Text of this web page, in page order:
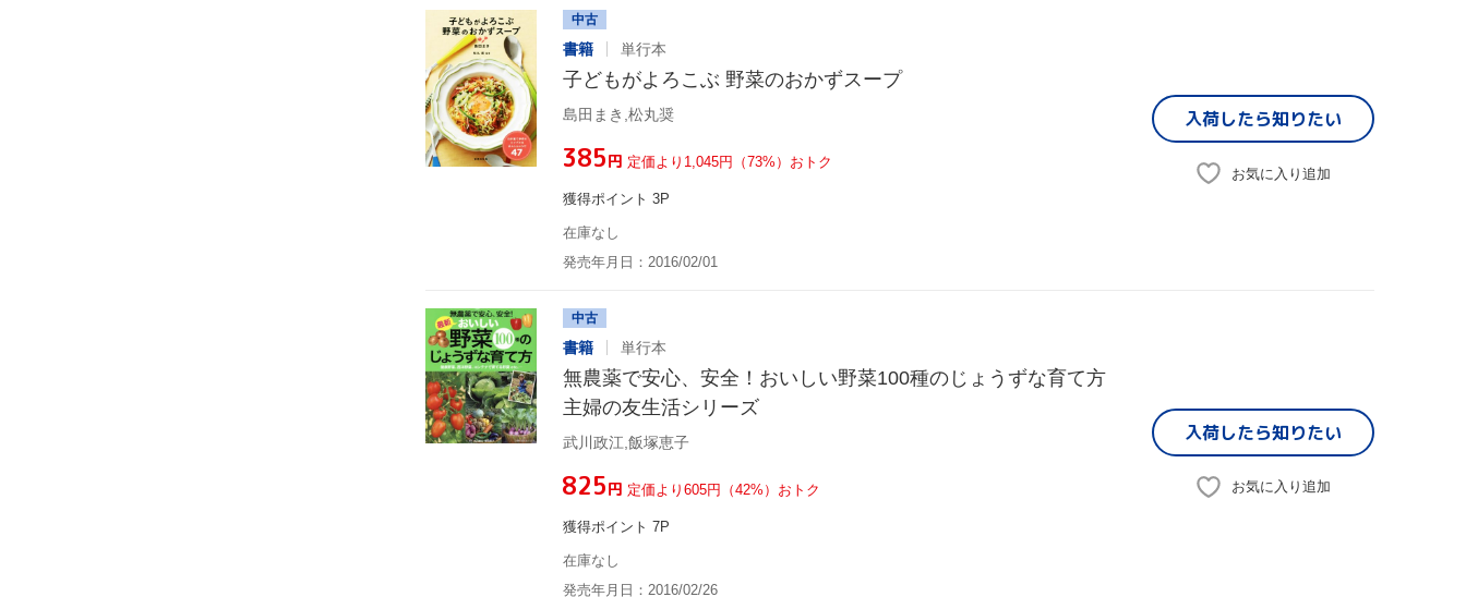
中古
書籍 単行本
子どもがよろこぶ 野菜のおかずスープ
島田まき,松丸奨
¥385円 定価より1,045円（73%）おトク
獲得ポイント 3P
在庫なし
発売年月日：2016/02/01
入荷したら知りたい
お気に入り追加
中古
書籍 単行本
無農薬で安心、安全！おいしい野菜100種のじょうずな育て方
主婦の友生活シリーズ
武川政江,飯塚恵子
¥825円 定価より605円（42%）おトク
獲得ポイント 7P
在庫なし
発売年月日：2016/02/26
入荷したら知りたい
お気に入り追加